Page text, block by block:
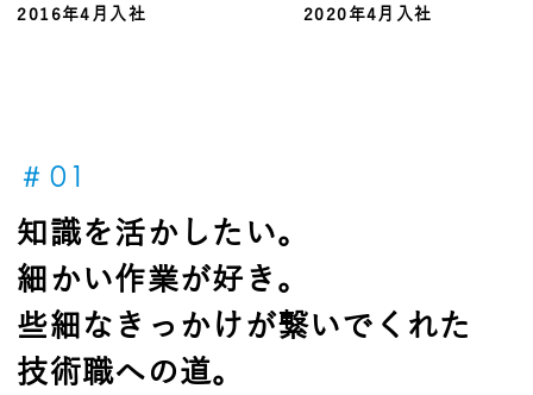
2016年4月入社
2020年4月入社
＃01
知識を活かしたい。
細かい作業が好き。
些細なきっかけが繋いでくれた
技術職への道。